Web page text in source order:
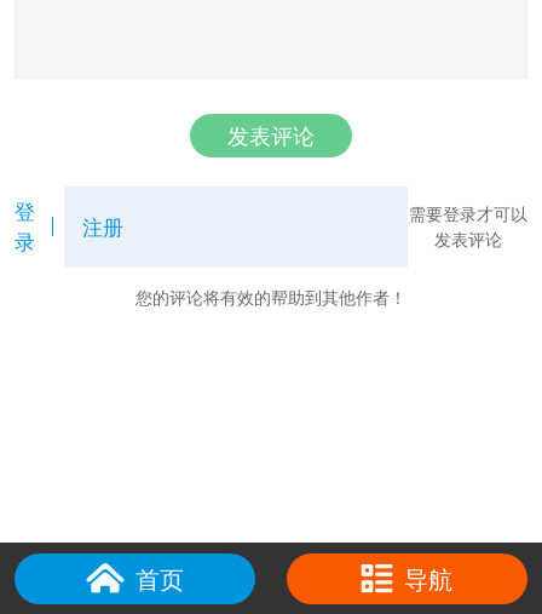
发表评论
登
录
注册
需要登录才可以
发表评论
您的评论将有效的帮助到其他作者！
首页 导航